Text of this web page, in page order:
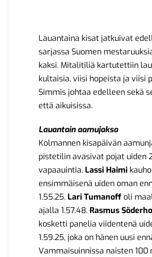
Lauantaina kisat jatkuivat
sarjassa Suomen
kaksi. Mitalitiliä kartutettiin
kultaisia, viisi hopeista ja viisi
Simmis johtaa edelleen sekä
että aikuisissa.
Lauantain aamujakso
Kolmannen kisapäivän
pistetilin avasivat pojat uiden
vapaauintia. Lassi Haimi
ensimmäisenä uiden oman
1.55.25. Lari Tumanoff oli
ajalla 1.57.48. Rasmus
kosketti panelia viidentenä
1.59.25, joka on hänen uusi
Vammaisuinnissa naisten 100